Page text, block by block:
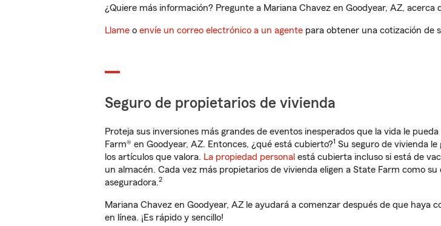
¿Quiere más información? Pregunte a Mariana Chavez en Goodyear, AZ,
Llame o envíe un correo electrónico a un agente para obtener una cotización de
Seguro de propietarios de vivienda
Proteja sus inversiones más grandes de eventos inesperados que la vida le
Farm® en Goodyear, AZ. Entonces, ¿qué está cubierto?1 Su seguro de vivienda
los artículos que valora. La propiedad personal está cubierta incluso si está de
un almacén. Cada vez más propietarios de vivienda eligen a State Farm como
aseguradora.2
Mariana Chavez en Goodyear, AZ le ayudará a comenzar después de que haya
en línea. ¡Es rápido y sencillo!